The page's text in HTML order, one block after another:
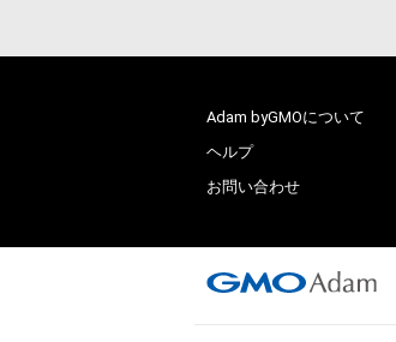
Adam byGMOについて
ヘルプ
お問い合わせ